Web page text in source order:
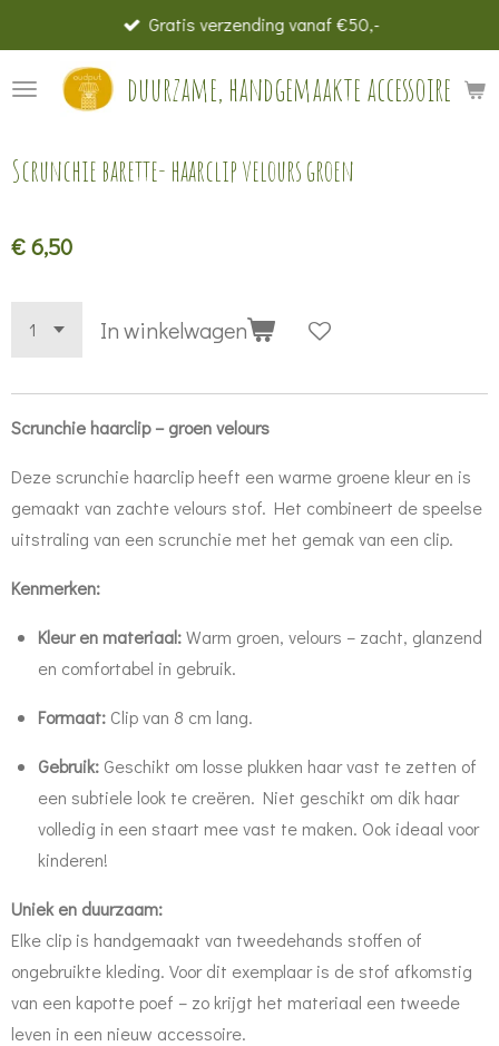
direct
naar
duurzame, handgemaakte accessoires
Gratis verzending vanaf €50,-
Scrunchie barette- haarclip velours groen
€ 6,50
In winkelwagen
Scrunchie haarclip – groen velours
Deze scrunchie haarclip heeft een warme groene kleur en is
gemaakt van zachte velours stof. Het combineert de speelse
uitstraling van een scrunchie met het gemak van een clip.
Kenmerken:
Kleur en materiaal:Warm groen, velours – zacht, glanzend
en comfortabel in gebruik.
Formaat: Clip van 8 cm lang.
Gebruik: Geschikt om losse plukken haar vast te zetten of
een subtiele look te creëren. Niet geschikt om dik haar
volledig in een staart mee vast te maken. Ook ideaal voor
kinderen!
Uniek en duurzaam:
Elke clip is handgemaakt van tweedehands stoffen of
ongebruikte kleding. Voor dit exemplaar is de stof afkomstig
van een kapotte poef – zo krijgt het materiaal een tweede
leven in een nieuw accessoire.